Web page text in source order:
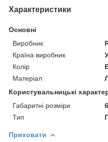
Характеристики
Основні
Виробник
Країна виробник
Колір
Матеріал
Користувальницькі
Габаритні розміри
Тип
Приховати